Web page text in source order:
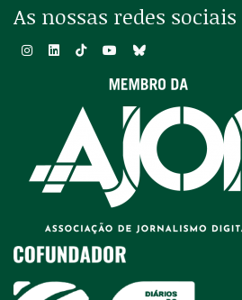
As nossas redes sociais